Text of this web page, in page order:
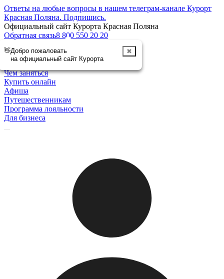
Ответы на любые вопросы в нашем телеграм-канале Курорт
Красная Поляна. Подпишись.
Официальный сайт Курорта Красная Поляна
Обратная связь8 800 550 20 20
👋Добро пожаловать
на официальный сайт Курорта
✖
Отменить
Курорт
Чем заняться
Купить онлайн
Афиша
Путешественникам
Программа лояльности
Для бизнеса